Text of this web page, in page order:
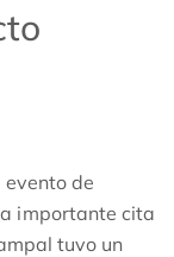
de
importante cita
tuvo un